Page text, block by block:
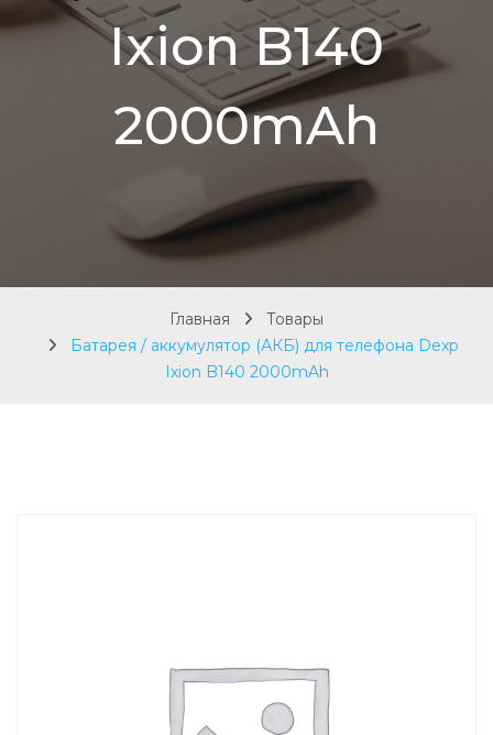
Ixion B140
2000mAh
Главная
Товары
Батарея / аккумулятор (АКБ) для телефона Dexp
Ixion B140 2000mAh